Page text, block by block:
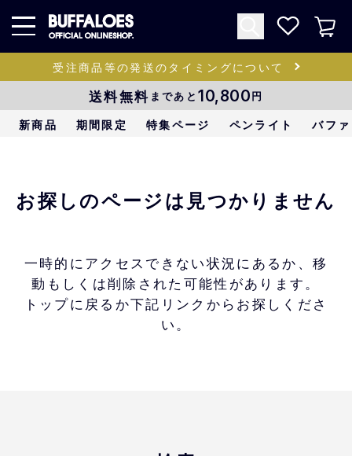
受注商品等の発送のタイミングについて
送料無料 まであと 10,800円
新商品 期間限定 特集ページ ペンライト バフ
お探しのページは見つかりません
一時的にアクセスできない状況にあるか、移
動もしくは削除された可能性があります。
トップに戻るか下記リンクからお探しくださ
い。